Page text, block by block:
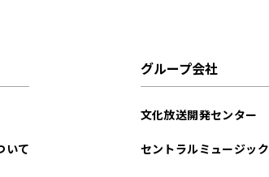
いて
グループ会社
文化放送開発センター
セントラルミュージック